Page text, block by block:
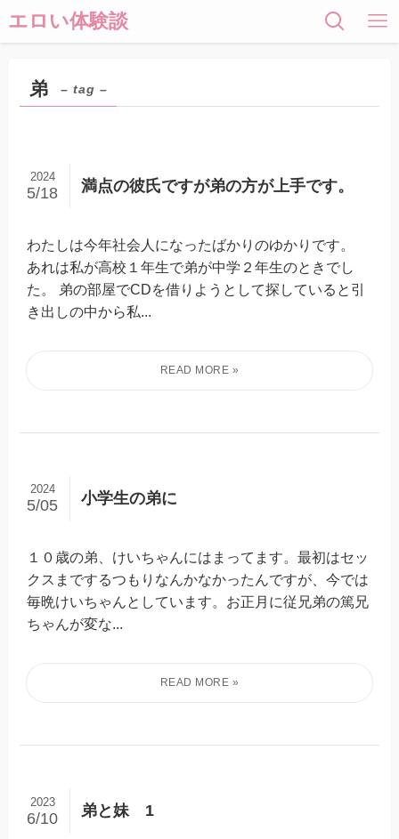
エロい体験談
弟 – tag –
満点の彼氏ですが弟の方が上手です。
2024
5/18
わたしは今年社会人になったばかりのゆかりです。
あれは私が高校１年生で弟が中学２年生のときでし
た。 弟の部屋でCDを借りようとして探していると引
き出しの中から私...
小学生の弟に
2024
5/05
１０歳の弟、けいちゃんにはまってます。最初はセッ
クスまでするつもりなんかなかったんですが、今では
毎晩けいちゃんとしています。お正月に従兄弟の篤兄
ちゃんが変な...
弟と妹 1
2023
6/10